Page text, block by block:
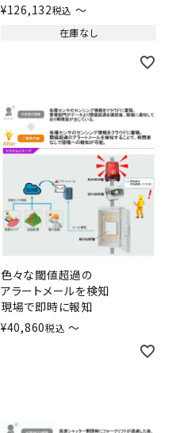
¥126,132税込 〜
在庫なし
色々な閾値超過の
アラートメールを検知
現場で即時に報知
¥40,860税込 〜